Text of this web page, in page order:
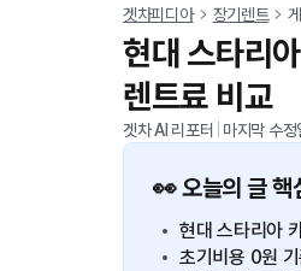
겟차피디아 장기렌트
현대 스타리
렌트료 비교
겟차 AI 리포터 마지막 수정
👀 오늘의 글 핵
현대 스타리아
초기비용 0원